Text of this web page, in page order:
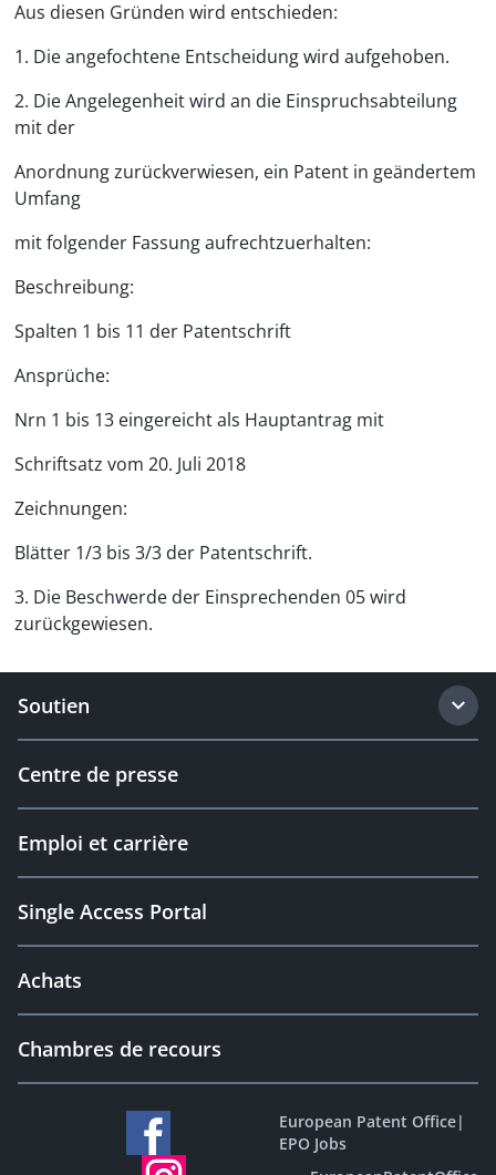
Aus diesen Gründen wird entschieden:
1. Die angefochtene Entscheidung wird aufgehoben.
2. Die Angelegenheit wird an die Einspruchsabteilung
mit der
Anordnung zurückverwiesen, ein Patent in geändertem
Umfang
mit folgender Fassung aufrechtzuerhalten:
Beschreibung:
Spalten 1 bis 11 der Patentschrift
Ansprüche:
Nrn 1 bis 13 eingereicht als Hauptantrag mit
Schriftsatz vom 20. Juli 2018
Zeichnungen:
Blätter 1/3 bis 3/3 der Patentschrift.
3. Die Beschwerde der Einsprechenden 05 wird
zurückgewiesen.
Soutien
Centre de presse
Emploi et carrière
Single Access Portal
Achats
Chambres de recours
European Patent Office|
EPO Jobs